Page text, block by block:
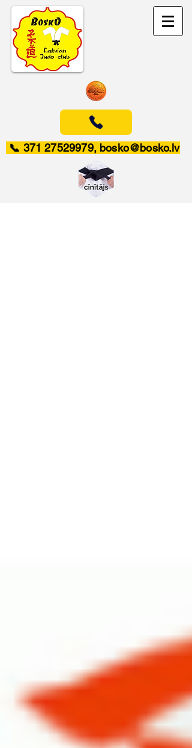
📞 371 27529979, bosko@bosko.lv